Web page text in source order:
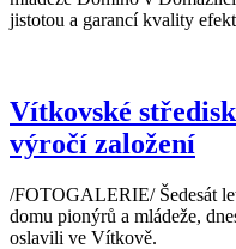
jistotou a garancí kvality
Vítkovské
výročí založení
/FOTOGALERIE/ Šedesát
domu pionýrů a mládeže,
oslavili ve Vítkově.